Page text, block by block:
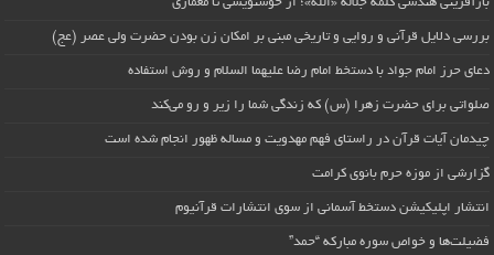
بررسی دلایل قرآنی و روایی و تاریخی مبنی بر امکان زن بودن حضرت ولی عصر (عج)
دعای حرز امام جواد با دستخط امام رضا علیهما السلام و روش استفاده
صلواتی برای حضرت زهرا (س) که زندگی شما را زیر و رو می‌کند
چیدمان آیات قرآن در راستای فهم مهدویت و مساله ظهور انجام شده است
گزارشی از موزه حرم بانوی کرامت
انتشار اپلیکیشن دستخط آسمانی از سوی انتشارات قرآنیوم
فضیلت‌ها و خواص سوره مبارکه “حمد”